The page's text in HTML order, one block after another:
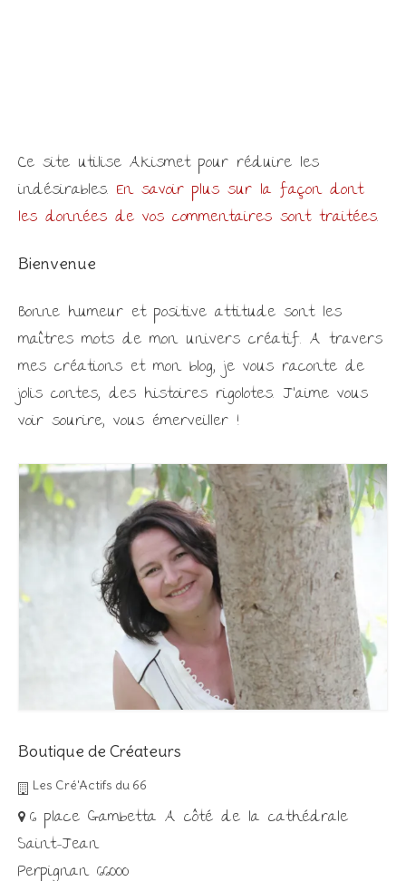
Ce site utilise Akismet pour réduire les
indésirables. En savoir plus sur la façon dont
les données de vos commentaires sont traitées.
Bienvenue
Bonne humeur et positive attitude sont les
maîtres mots de mon univers créatif. A travers
mes créations et mon blog, je vous raconte de
jolis contes, des histoires rigolotes. J'aime vous
voir sourire, vous émerveiller !
Boutique de Créateurs
Les Cré'Actifs du 66
6 place Gambetta A côté de la cathédrale
Saint-Jean
Perpignan 66000